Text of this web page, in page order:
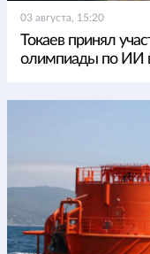
03 августа, 15:20
Токаев принял
олимпиады по ИИ